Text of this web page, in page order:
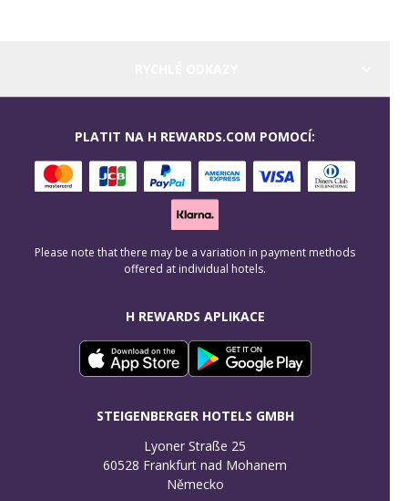
H REWARDS APLIKACE
STEIGENBERGER HOTELS GMBH
Lyoner Straße 25
60528 Frankfurt nad Mohanem
Německo
PLATIT NA H REWARDS.COM POMOCÍ:
Please note that there may be a variation in payment methods
offered at individual hotels.